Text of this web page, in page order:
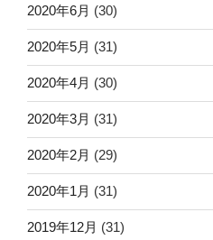
2020年6月 (30)
2020年5月 (31)
2020年4月 (30)
2020年3月 (31)
2020年2月 (29)
2020年1月 (31)
2019年12月 (31)